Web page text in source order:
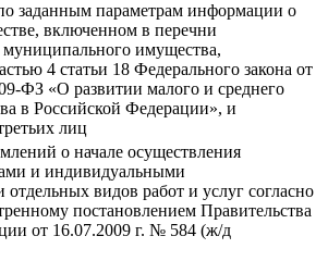
заданным параметрам информации о
включенном в перечни
муниципального имущества,
4 статьи 18 Федерального закона от
ФЗ «О развитии малого и среднего
в Российской Федерации», и
лиц
о начале осуществления
и индивидуальными
видов работ и услуг согласно
постановлением Правительства
от 16.07.2009 г. № 584 (ж/д